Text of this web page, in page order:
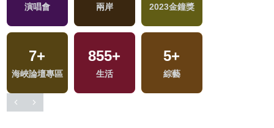
財經及消費
化專區
0+
兩岸藝苑天地
34+
影視
11+
司法放大鏡